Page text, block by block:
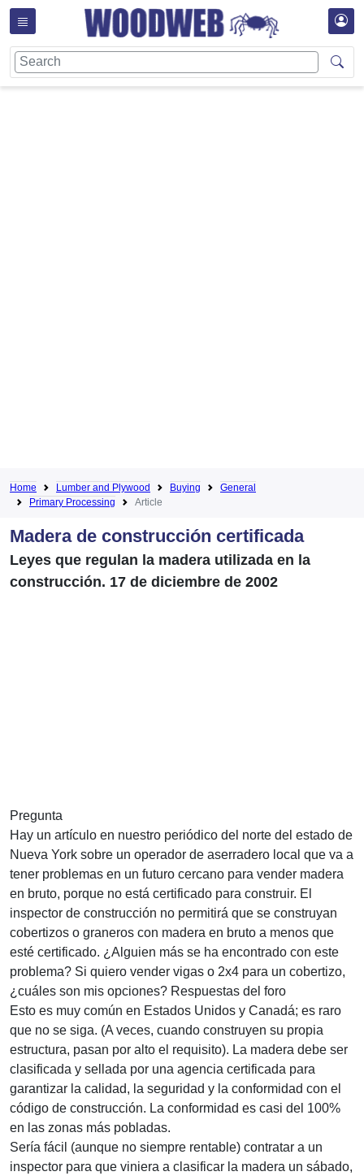
Home Lumber and Plywood Buying
General
Primary Processing
Article
Madera de construcción certificada
Leyes que regulan la madera utilizada en la
construcción. 17 de diciembre de 2002
Pregunta
Hay un artículo en nuestro periódico del norte del estado de
Nueva York sobre un operador de aserradero local que va a
tener problemas en un futuro cercano para vender madera
en bruto, porque no está certificado para construir. El
inspector de construcción no permitirá que se construyan
cobertizos o graneros con madera en bruto a menos que
esté certificado. ¿Alguien más se ha encontrado con este
problema? Si quiero vender vigas o 2x4 para un cobertizo,
¿cuáles son mis opciones? Respuestas del foro
Esto es muy común en Estados Unidos y Canadá; es raro
que no se siga. (A veces, cuando construyen su propia
estructura, pasan por alto el requisito). La madera debe ser
clasificada y sellada por una agencia certificada para
garantizar la calidad, la seguridad y la conformidad con el
código de construcción. La conformidad es casi del 100%
en las zonas más pobladas.
Sería fácil (aunque no siempre rentable) contratar a un
inspector para que viniera a clasificar la madera un sábado,